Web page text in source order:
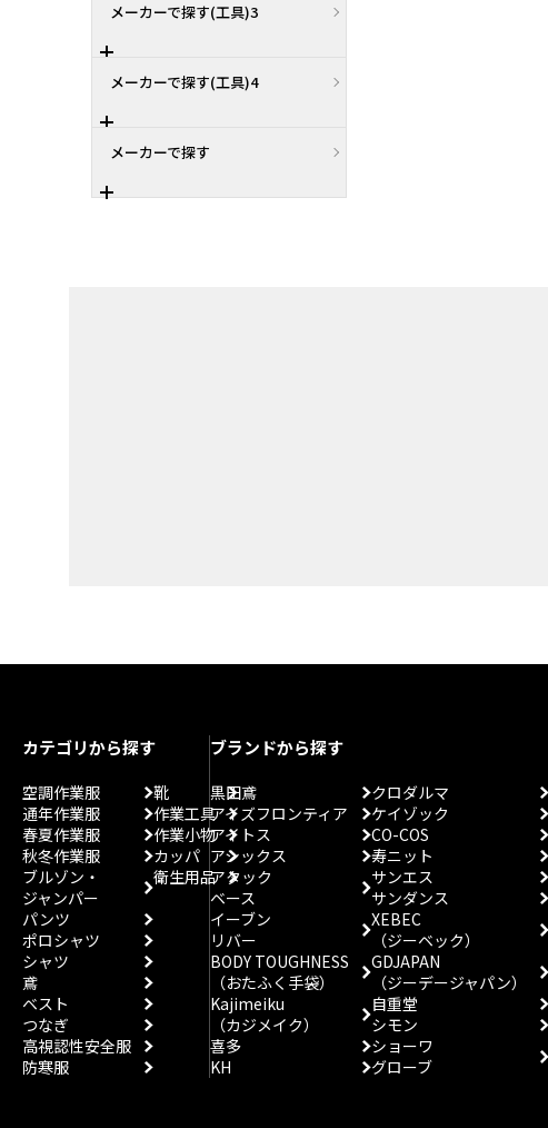
メーカーで探す(工具)3
メーカーで探す(工具)4
メーカーで探す
カテゴリから探す
空調作業服
通年作業服
春夏作業服
秋冬作業服
ブルゾン・
ジャンパー
パンツ
ポロシャツ
シャツ
鳶
ベスト
つなぎ
高視認性安全服
防寒服
靴
作業工具
作業小物
カッパ
衛生用品
ブランドから探す
黒田鳶
アイズフロンティア
アイトス
アシックス
アタック
ベース
イーブン
リバー
BODY TOUGHNESS
（おたふく手袋）
Kajimeiku
（カジメイク）
喜多
KH
クロダルマ
ケイゾック
CO-COS
寿ニット
サンエス
サンダンス
XEBEC
（ジーベック）
GDJAPAN
（ジーデージャパン）
自重堂
シモン
ショーワ
グローブ